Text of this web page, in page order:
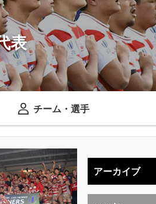
表
チーム・選手
アーカイブ